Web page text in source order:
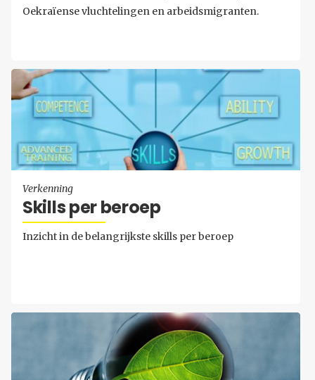
Oekraïense vluchtelingen en arbeidsmigranten.
Verkenning
Skills per be­roep
Inzicht in de belangrijkste skills per beroep